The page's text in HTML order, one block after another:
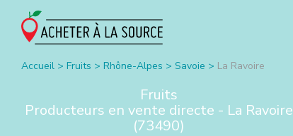
Accueil > Fruits > Rhône-Alpes > Savoie > La Ravoire
Fruits
Producteurs en vente directe - La Ravoire
(73490)